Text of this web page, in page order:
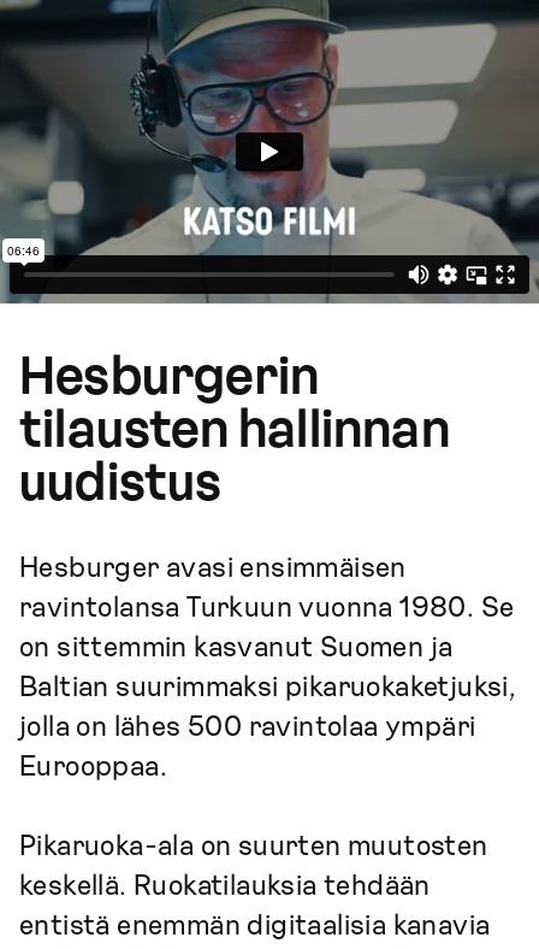
Hesburgerin
tilausten hallinnan
uudistus
Hesburger avasi ensimmäisen
ravintolansa Turkuun vuonna 1980. Se
on sittemmin kasvanut Suomen ja
Baltian suurimmaksi pikaruokaketjuksi,
jolla on lähes 500 ravintolaa ympäri
Eurooppaa.
Pikaruoka-ala on suurten muutosten
keskellä. Ruokatilauksia tehdään
entistä enemmän digitaalisia kanavia